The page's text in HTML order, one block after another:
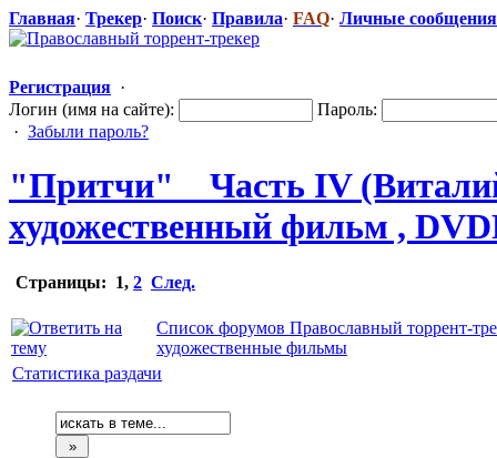
Главная· Трекер· Поиск· Правила· FAQ· Личные сообщения
Регистрация ·
Логин (имя на сайте):
Пароль:
· Забыли пароль?
"Притчи" _ Часть IV
художественн​ый фильм ,
Страницы: 1, 2 След.
Список форумов Православный торрент-
художественные фильмы
Статистика раздачи